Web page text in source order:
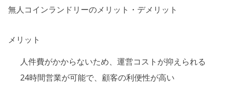
無人コインランドリーのメリット・デメリット
メリット
人件費がかからないため、運営コストが抑えられる
24時間営業が可能で、顧客の利便性が高い